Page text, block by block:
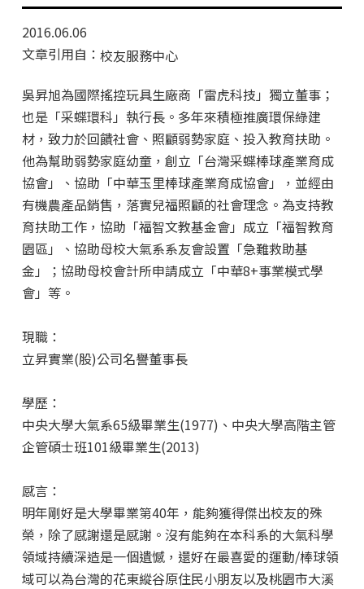
2016.06.06
文章引用自： 校友服務中心
吳昇旭為國際搖控玩具生廠商「雷虎科技」獨立董事；
也是「采蝶環科」執行長。多年來積極推廣環保綠建
材，致力於回饋社會、照顧弱勢家庭、投入教育扶助。
他為幫助弱勢家庭幼童，創立「台灣采蝶棒球產業育成
協會」、協助「中華玉里棒球產業育成協會」，並經由
有機農產品銷售，落實兒福照顧的社會理念。為支持教
育扶助工作，協助「福智文教基金會」成立「福智教育
園區」、協助母校大氣系系友會設置「急難救助基
金」；協助母校會計所申請成立「中華8+事業模式學
會」等。
現職：
立昇實業(股)公司名譽董事長
學歷：
中央大學大氣系65級畢業生(1977)、中央大學高階主管
企管碩士班101級畢業生(2013)
感言：
明年剛好是大學畢業第40年，能夠獲得傑出校友的殊
榮，除了感謝還是感謝。沒有能夠在本科系的大氣科學
領域持續深造是一個遺憾，還好在最喜愛的運動/棒球領
域可以為台灣的花東縱谷原住民小朋友以及桃園市大溪